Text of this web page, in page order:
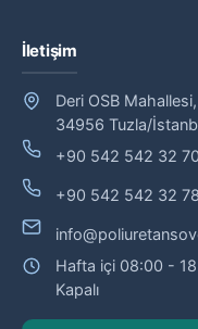
İletişim
Deri OSB
34956 Tuzla/
+90 542 542 32 70
+90 542 542 32 78
Hafta içi 08:00 -
Kapalı